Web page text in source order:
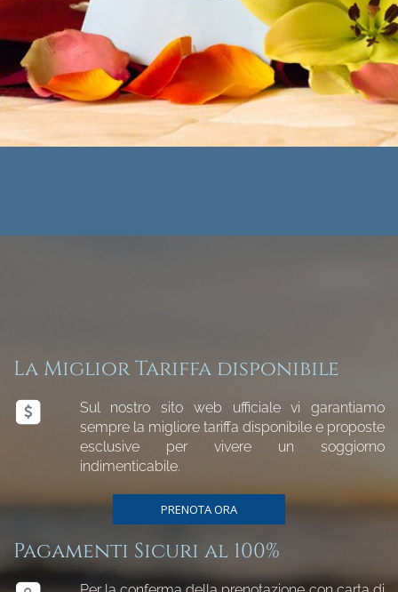
La Miglior Tariffa disponibile
Sul nostro sito web ufficiale vi garantiamo
sempre la migliore tariffa disponibile e proposte
esclusive per vivere un soggiorno
indimenticabile.
PRENOTA ORA
Pagamenti Sicuri al 100%